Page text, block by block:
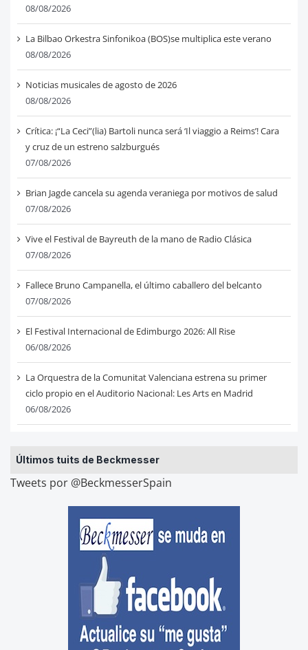
08/08/2026
La Bilbao Orkestra Sinfonikoa (BOS)se multiplica este verano
08/08/2026
Noticias musicales de agosto de 2026
08/08/2026
Crítica: ¡“La Ceci”(lia) Bartoli nunca será ‘Il viaggio a Reims’! Cara
y cruz de un estreno salzburgués
07/08/2026
Brian Jagde cancela su agenda veraniega por motivos de salud
07/08/2026
Vive el Festival de Bayreuth de la mano de Radio Clásica
07/08/2026
Fallece Bruno Campanella, el último caballero del belcanto
07/08/2026
El Festival Internacional de Edimburgo 2026: All Rise
06/08/2026
La Orquestra de la Comunitat Valenciana estrena su primer
ciclo propio en el Auditorio Nacional: Les Arts en Madrid
06/08/2026
Últimos tuits de Beckmesser
Tweets por @BeckmesserSpain